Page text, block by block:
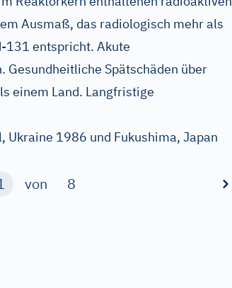
Ausmaß, das radiologisch mehr als
131 entspricht. Akute
Gesundheitliche Spätschäden über
einem Land. Langfristige
Ukraine 1986 und Fukushima, Japan
von 8